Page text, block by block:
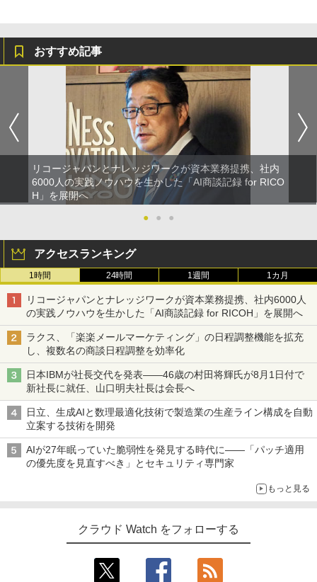
おすすめ記事
リコージャパンとナレッジワークが資本業務提携、社内
6000人の実践ノウハウを生かした「AI商談記録 for RICO
H」を展開へ
●
● ●
アクセスランキング
1時間 24時間 1週間 1カ月
リコージャパンとナレッジワークが資本業務提携、社内6000人
の実践ノウハウを生かした「AI商談記録 for RICOH」を展開へ
ラクス、「楽楽メールマーケティング」の日程調整機能を拡充
し、複数名の商談日程調整を効率化
日本IBMが社長交代を発表――46歳の村田将輝氏が8月1日付で
新社長に就任、山口明夫社長は会長へ
日立、生成AIと数理最適化技術で製造業の生産ライン構成を自動
立案する技術を開発
AIが27年眠っていた脆弱性を発見する時代に――「パッチ適用
の優先度を見直すべき」とセキュリティ専門家
もっと見る
クラウド Watch をフォローする